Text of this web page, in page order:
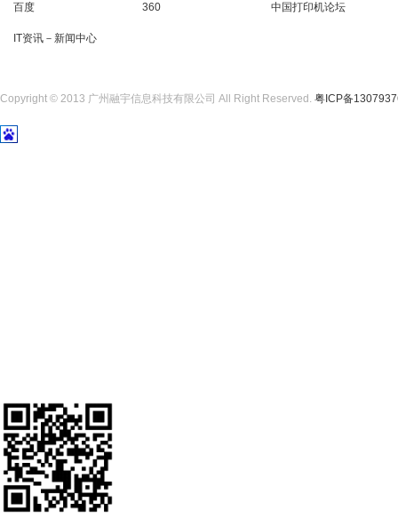
百度 360 中国打印机论坛
IT资讯－新闻中心
Copyright © 2013 广州融宇信息科技有限公司 All Right Reserved. 粤ICP备